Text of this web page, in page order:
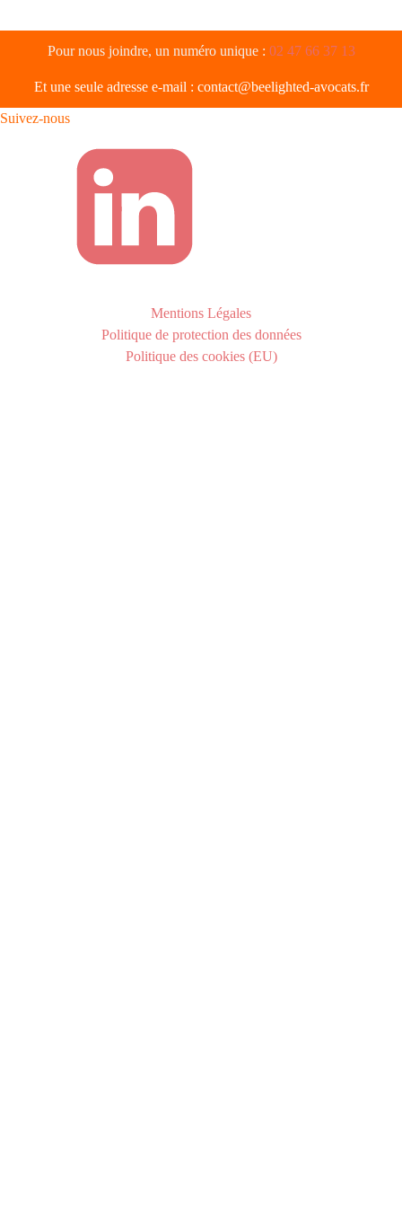
Pour nous joindre, un numéro unique : 02 47 66 37 13
Et une seule adresse e-mail : contact@beelighted-avocats.fr
Suivez-nous
Mentions Légales
Politique de protection des données
Politique des cookies (EU)